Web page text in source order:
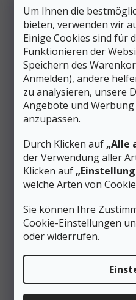
Um Ihnen die
bieten, verwenden wir
Einige Cookies sind für
Funktionieren der
Speichern des
Anmelden), andere
zu analysieren, unsere
Angebote und
anzupassen.
Durch Klicken auf „Alle
der Verwendung aller
Klicken auf
welche Arten von
Sie können Ihre
Cookie-Einstellungen
oder widerrufen.
Ergonomische
Mittlere
Pronationstendenz
Geräumiger
Zehenspreizung beim
Moderate
Technik auch bei
Ausgewogene
natürlichen Laufschritt
Optimierte
Rückstoß spart
Wenn Sie in einen
durchdachter Ergonomie
langfristigen Schutz für Ihre
regelmäßigen Läufen auf
Zusätzliche Parameter